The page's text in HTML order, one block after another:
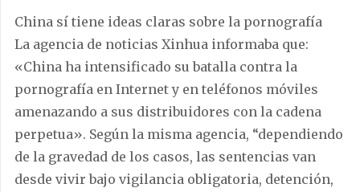
China sí tiene ideas claras sobre la pornografía
La agencia de noticias Xinhua informaba que:
«China ha intensificado su batalla contra la
pornografía en Internet y en teléfonos móviles
amenazando a sus distribuidores con la cadena
perpetua». Según la misma agencia, “dependiendo
de la gravedad de los casos, las sentencias van
desde vivir bajo vigilancia obligatoria, detención,